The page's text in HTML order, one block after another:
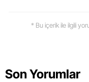
* Bu içerik ile ilgili
Son Yorumlar